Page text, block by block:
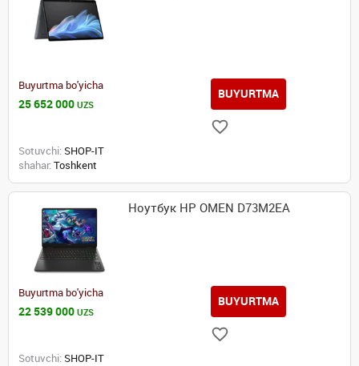
Buyurtma bo'yicha
25 652 000 UZS
BUYURTMA
Sotuvchi: SHOP-IT
shahar: Toshkent
Ноутбук HP OMEN D73M2EA
Buyurtma bo'yicha
22 539 000 UZS
BUYURTMA
Sotuvchi: SHOP-IT